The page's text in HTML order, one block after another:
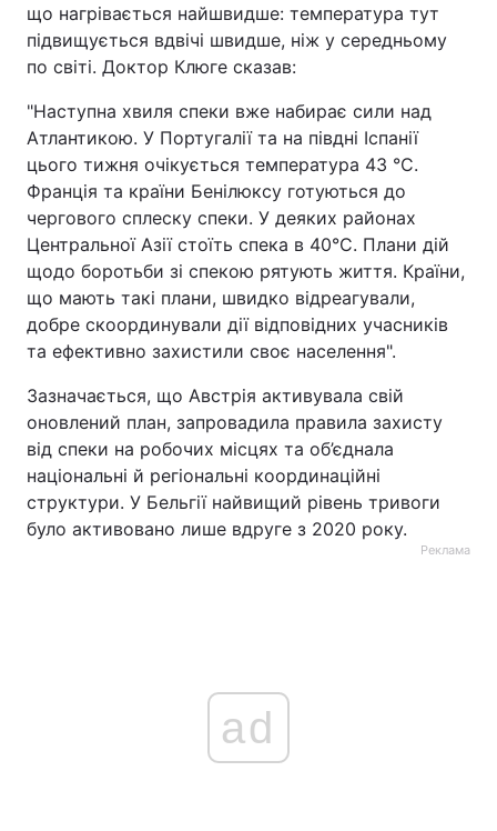
що нагрівається найшвидше: температура тут
підвищується вдвічі швидше, ніж у середньому
по світі. Доктор Клюге сказав:
"Наступна хвиля спеки вже набирає сили над
Атлантикою. У Португалії та на півдні Іспанії
цього тижня очікується температура 43 °C.
Франція та країни Бенілюксу готуються до
чергового сплеску спеки. У деяких районах
Центральної Азії стоїть спека в 40°C. Плани дій
щодо боротьби зі спекою рятують життя. Країни,
що мають такі плани, швидко відреагували,
добре скоординували дії відповідних учасників
та ефективно захистили своє населення".
Зазначається, що Австрія активувала свій
оновлений план, запровадила правила захисту
від спеки на робочих місцях та об’єднала
національні й регіональні координаційні
структури. У Бельгії найвищий рівень тривоги
було активовано лише вдруге з 2020 року.
Реклама
ad